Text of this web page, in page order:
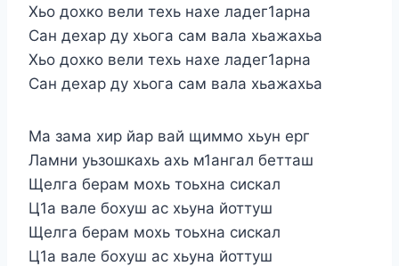
Хьо дохко вели техь нахе ладег1арна
Сан дехар ду хьога сам вала хьажахьа
Хьо дохко вели техь нахе ладег1арна
Сан дехар ду хьога сам вала хьажахьа
Ма зама хир йар вай щиммо хьун ерг
Ламни уьзошкахь ахь м1ангал бетташ
Щелга берам мохь тоьхна сискал
Ц1а вале бохуш ас хьуна йоттуш
Щелга берам мохь тоьхна сискал
Ц1а вале бохуш ас хьуна йоттуш